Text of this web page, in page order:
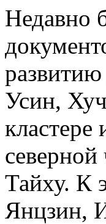
Недавно
Усин,
Тайху. К
Янцзин,